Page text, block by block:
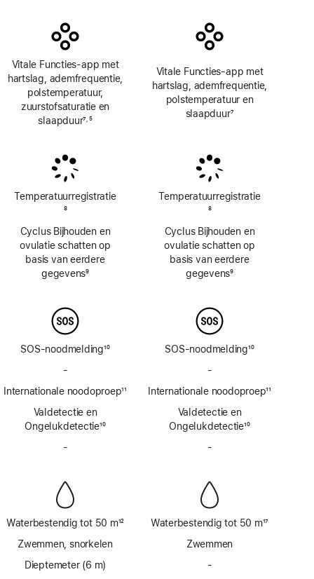
Vitale Functies-app met
hartslag, ademfrequentie,
polstemperatuur,
zuurstofsaturatie en
slaapduur7 5
Temperatuur­registratie
8
Cyclus Bijhouden en
ovulatie schatten op
basis van eerdere
gegevens9
SOS-noodmelding10
-
noodmelding
via
satelliet
Internationale noodoproep11
Valdetectie en
Ongelukdetectie10
-
Waterbestendig tot 50 m12
Zwemmen, snorkelen
Dieptemeter (6 m)
Vitale Functies-app met
hartslag, ademfrequentie,
polstemperatuur en
slaapduur7
Temperatuur­registratie
8
Cyclus Bijhouden en
ovulatie schatten op
basis van eerdere
gegevens9
SOS-noodmelding10
-
noodmelding
via
satelliet
Internationale noodoproep11
Valdetectie en
Ongelukdetectie10
-
Waterbestendig tot 50 m17
Zwemmen
-